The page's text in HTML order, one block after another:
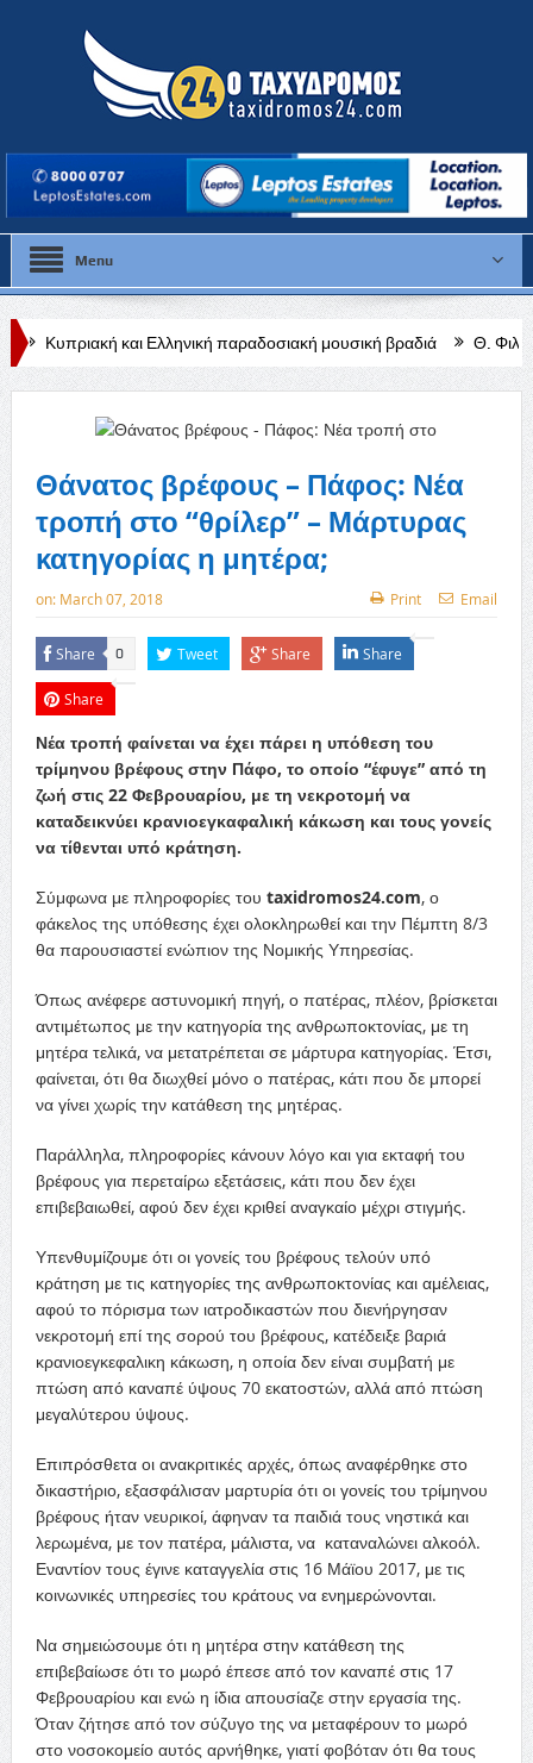
Menu
Ελληνική παραδοσιακή μουσική βραδιά Θ. Φιλιππίδης: Από τις
Θάνατος βρέφους – Πάφος: Νέα
τροπή στο “θρίλερ” – Μάρτυρας
κατηγορίας η μητέρα;
on: March 07, 2018 Print Email
Share 0 Tweet Share Share
Share
Νέα τροπή φαίνεται να έχει πάρει η υπόθεση του
τρίμηνου βρέφους στην Πάφο, το οποίο “έφυγε” από τη
ζωή στις 22 Φεβρουαρίου, με τη νεκροτομή να
καταδεικνύει κρανιοεγκαφαλική κάκωση και τους γονείς
να τίθενται υπό κράτηση.
Σύμφωνα με πληροφορίες του taxidromos24.com, ο
φάκελος της υπόθεσης έχει ολοκληρωθεί και την Πέμπτη 8/3
θα παρουσιαστεί ενώπιον της Νομικής Υπηρεσίας.
Όπως ανέφερε αστυνομική πηγή, ο πατέρας, πλέον, βρίσκεται
αντιμέτωπος με την κατηγορία της ανθρωποκτονίας, με τη
μητέρα τελικά, να μετατρέπεται σε μάρτυρα κατηγορίας. Έτσι,
φαίνεται, ότι θα διωχθεί μόνο ο πατέρας, κάτι που δε μπορεί
να γίνει χωρίς την κατάθεση της μητέρας.
Παράλληλα, πληροφορίες κάνουν λόγο και για εκταφή του
βρέφους για περεταίρω εξετάσεις, κάτι που δεν έχει
επιβεβαιωθεί, αφού δεν έχει κριθεί αναγκαίο μέχρι στιγμής.
Υπενθυμίζουμε ότι οι γονείς του βρέφους τελούν υπό
κράτηση με τις κατηγορίες της ανθρωποκτονίας και αμέλειας,
αφού το πόρισμα των ιατροδικαστών που διενήργησαν
νεκροτομή επί της σορού του βρέφους, κατέδειξε βαριά
κρανιοεγκεφαλικη κάκωση, η οποία δεν είναι συμβατή με
πτώση από καναπέ ύψους 70 εκατοστών, αλλά από πτώση
μεγαλύτερου ύψους.
Επιπρόσθετα οι ανακριτικές αρχές, όπως αναφέρθηκε στο
δικαστήριο, εξασφάλισαν μαρτυρία ότι οι γονείς του τρίμηνου
βρέφους ήταν νευρικοί, άφηναν τα παιδιά τους νηστικά και
λερωμένα, με τον πατέρα, μάλιστα, να καταναλώνει αλκοόλ.
Εναντίον τους έγινε καταγγελία στις 16 Μάϊου 2017, με τις
κοινωνικές υπηρεσίες του κράτους να ενημερώνονται.
Να σημειώσουμε ότι η μητέρα στην κατάθεση της
επιβεβαίωσε ότι το μωρό έπεσε από τον καναπέ στις 17
Φεβρουαρίου και ενώ η ίδια απουσίαζε στην εργασία της.
Όταν ζήτησε από τον σύζυγο της να μεταφέρουν το μωρό
στο νοσοκομείο αυτός αρνήθηκε, γιατί φοβόταν ότι θα τους